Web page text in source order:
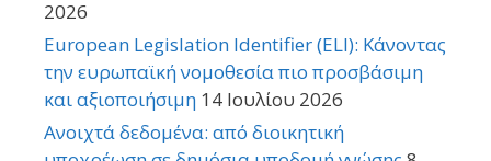
2026
European Legislation Identifier (ELI): Κάνοντας
την ευρωπαϊκή νομοθεσία πιο προσβάσιμη
και αξιοποιήσιμη 14 Ιουλίου 2026
Ανοιχτά δεδομένα: από διοικητική